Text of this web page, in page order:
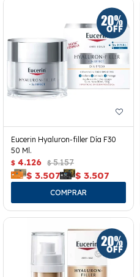
Eucerin Hyaluron-filler Día F30
50 Ml.
$ 4.126 $ 5.157
$ 3.507 $ 3.507